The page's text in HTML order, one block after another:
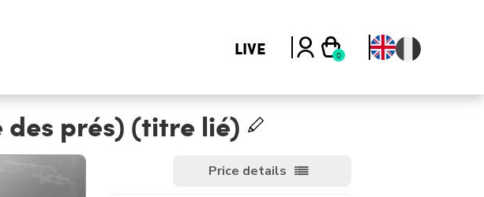
LIVE
des prés) (titre lié)
Price details